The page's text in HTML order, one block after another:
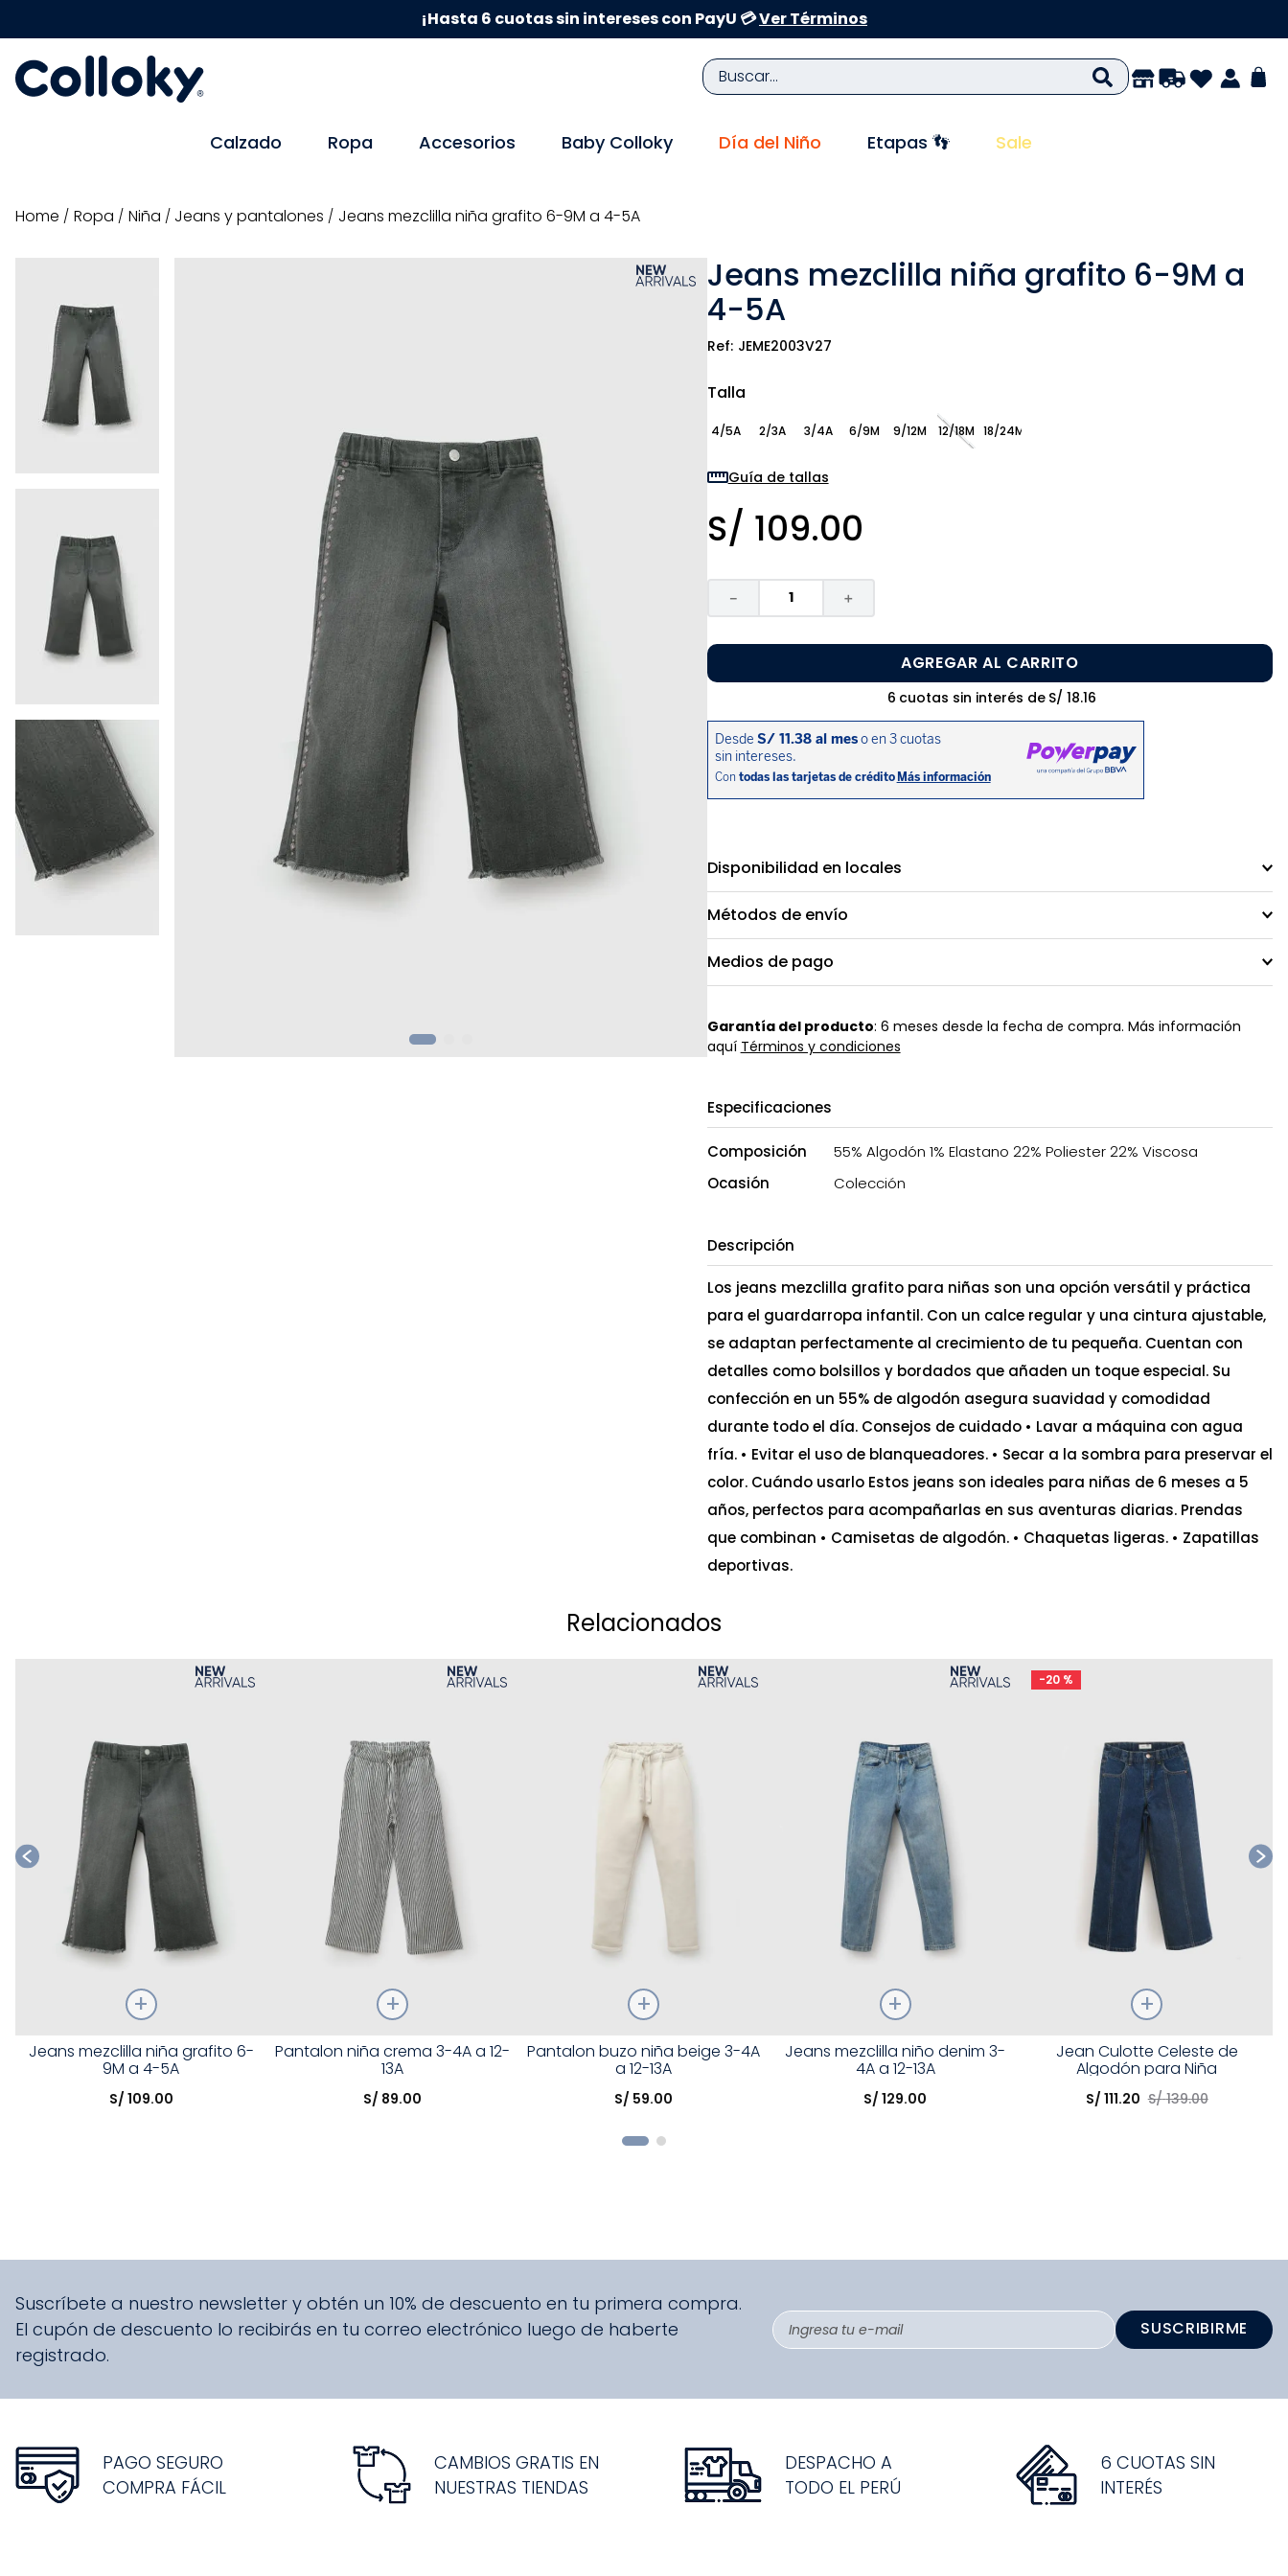
¡Hasta 6 cuotas sin intereses con PayU 💳Ver Términos
Buscar...
Calzado Ropa Accesorios Baby Colloky Día del Niño Etapas 👣 Sale
ropa niña jeans y pantalones Jeans mezclilla niña grafito 6-9M a 4-5A
Jeans mezclilla niña grafito 6-9M a
4-5A
JEME2003V27
Talla
4/5A 2/3A 3/4A 6/9M 9/12M 12/18M 18/24M
Guía de tallas
S/ 109.00
＋
－
AGREGAR AL CARRITO
6 cuotas sin interés de S/ 18.16
Disponibilidad en locales
Métodos de envío
Medios de pago
Garantía del producto: 6 meses desde la fecha de compra. Más información
aquí Términos y condiciones
Especificaciones
Composición
55% Algodón 1% Elastano 22% Poliester 22% Viscosa
Ocasión
Colección
Descripción
Los jeans mezclilla grafito para niñas son una opción versátil y práctica
para el guardarropa infantil. Con un calce regular y una cintura ajustable,
se adaptan perfectamente al crecimiento de tu pequeña. Cuentan con
detalles como bolsillos y bordados que añaden un toque especial. Su
confección en un 55% de algodón asegura suavidad y comodidad
durante todo el día. Consejos de cuidado • Lavar a máquina con agua
fría. • Evitar el uso de blanqueadores. • Secar a la sombra para preservar el
color. Cuándo usarlo Estos jeans son ideales para niñas de 6 meses a 5
años, perfectos para acompañarlas en sus aventuras diarias. Prendas
que combinan • Camisetas de algodón. • Chaquetas ligeras. • Zapatillas
deportivas.
Relacionados
Talla
Elige una opción
Jeans mezclilla niña grafito 6-
9M a 4-5A
S/ 109.00
Talla
Elige una opción
Pantalon niña crema 3-4A a 12-
13A
S/ 89.00
Talla
Elige una opción
Pantalon buzo niña beige 3-4A
a 12-13A
S/ 59.00
Talla
Elige una opción
Jeans mezclilla niño denim 3-
4A a 12-13A
S/ 129.00
-20 %
Elige una opción
Jean Culotte Celeste de
Algodón para Niña
S/ 111.20 S/ 139.00
Suscríbete a nuestro newsletter y obtén un 10% de descuento en tu primera compra.
El cupón de descuento lo recibirás en tu correo electrónico luego de haberte
registrado.
SUSCRIBIRME
PAGO SEGURO
COMPRA FÁCIL
CAMBIOS GRATIS EN
NUESTRAS TIENDAS
DESPACHO A
TODO EL PERÚ
6 CUOTAS SIN
INTERÉS
TÉRMINOS MÁS BUSCADOS
.
zapatos niña
10. disney